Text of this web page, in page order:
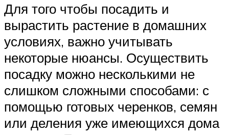
Для того чтобы посадить и
вырастить растение в домашних
условиях, важно учитывать
некоторые нюансы. Осуществить
посадку можно несколькими не
слишком сложными способами: с
помощью готовых черенков, семян
или деления уже имеющихся дома